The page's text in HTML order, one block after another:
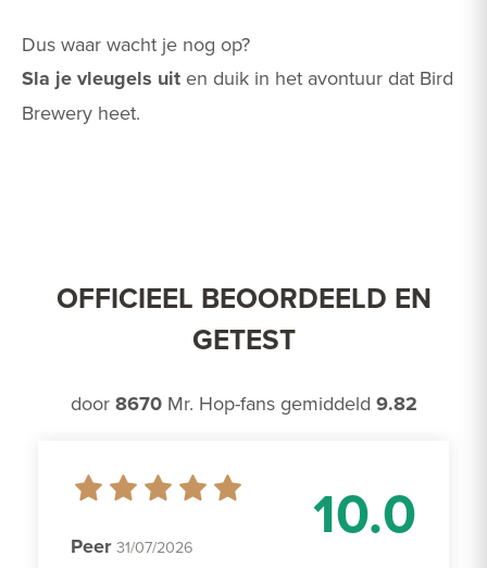
Dus waar wacht je nog op?
Sla je vleugels uit en duik in het avontuur dat Bird
Brewery heet.
OFFICIEEL BEOORDEELD EN
GETEST
door 8670Mr. Hop-fans gemiddeld 9.82
10.0
Peer 31/07/2026